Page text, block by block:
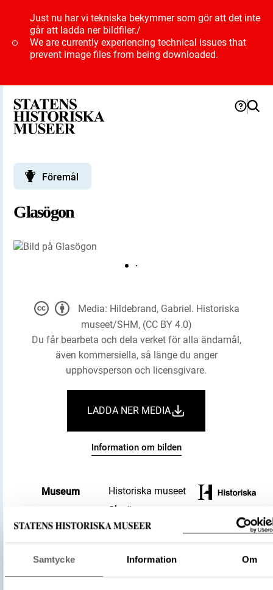
Samtycke Information Om
Just nu har vi tekniska bekymmer som gör att det inte
går att ladda ner bildfiler./
We are currently experiencing technical issues that
prevent image files from being downloaded.
Föremål
Glasögon
Museum Historiska museet
Föremålsbenämning
Glasögon
Båge (föremålsdel)
Kategori
Arkeologisk samling
Media: Hildebrand, Gabriel. Historiska
museet/SHM, (CC BY 4.0)
Du får bearbeta och dela verket för alla ändamål,
även kommersiella, så länge du anger
upphovsperson och licensgivare.
LADDA NER MEDIA
Information om bilden